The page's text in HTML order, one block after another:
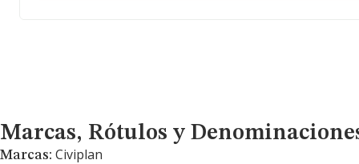
Marcas, Rótulos y Denominaciones Comerciales
Marcas, Rótulos y
Marcas: Civiplan